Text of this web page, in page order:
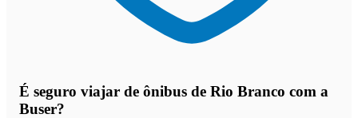
É seguro viajar de ônibus de Rio Branco com a
Buser?